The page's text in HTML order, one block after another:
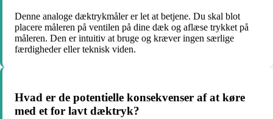
Denne analoge dæktrykmåler er let at betjene. Du skal blot
placere måleren på ventilen på dine dæk og aflæse trykket på
måleren. Den er intuitiv at bruge og kræver ingen særlige
færdigheder eller teknisk viden.
Hvad er de potentielle konsekvenser af at køre
med et for lavt dæktryk?